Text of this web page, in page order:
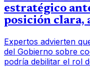
estratégico
posición clara,
Expertos advierten
del Gobierno sobre
podría debilitar el rol